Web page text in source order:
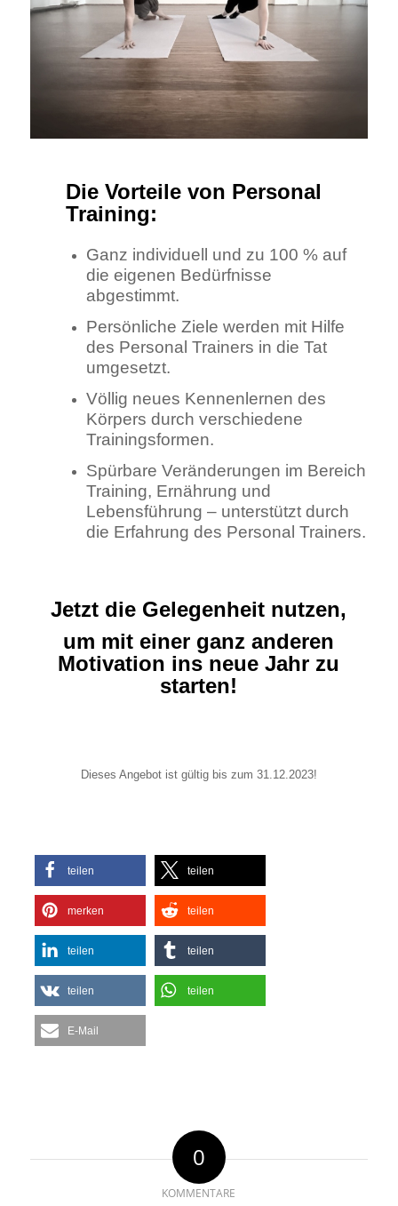
Die Vorteile von Personal
Training:
Ganz individuell und zu 100 % auf
die eigenen Bedürfnisse
abgestimmt.
Persönliche Ziele werden mit Hilfe
des Personal Trainers in die Tat
umgesetzt.
Völlig neues Kennenlernen des
Körpers durch verschiedene
Trainingsformen.
Spürbare Veränderungen im Bereich
Training, Ernährung und
Lebensführung – unterstützt durch
die Erfahrung des Personal Trainers.
Jetzt die Gelegenheit nutzen,
um mit einer ganz anderen
Motivation ins neue Jahr zu
starten!
Dieses Angebot ist gültig bis zum 31.12.2023!
teilen teilen
merken teilen
teilen teilen
teilen teilen
E-Mail
0
KOMMENTARE